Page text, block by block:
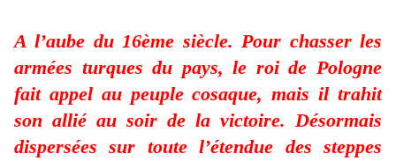
A l’aube du 16ème siècle. Pour chasser les
armées turques du pays, le roi de Pologne
fait appel au peuple cosaque, mais il trahit
son allié au soir de la victoire. Désormais
dispersées sur toute l’étendue des steppes